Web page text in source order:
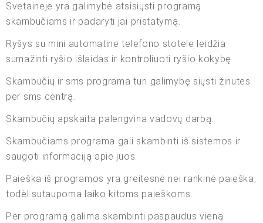
Svetainėje yra galimybė atsisiųsti programą
skambučiams ir padaryti jai pristatymą.
Ryšys su mini automatine telefono stotele leidžia
sumažinti ryšio išlaidas ir kontroliuoti ryšio kokybę.
Skambučių ir sms programa turi galimybę siųsti žinutes
per sms centrą.
Skambučių apskaita palengvina vadovų darbą.
Skambučiams programa gali skambinti iš sistemos ir
saugoti informaciją apie juos.
Paieška iš programos yra greitesnė nei rankinė paieška,
todėl sutaupoma laiko kitoms paieškoms.
Per programą galima skambinti paspaudus vieną